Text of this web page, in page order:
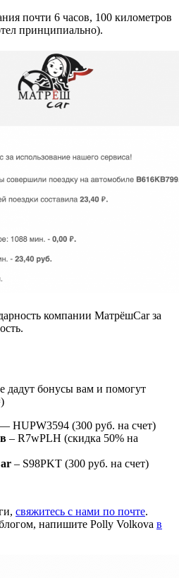
почти 6 часов, 100 километров
принципиально).
компании МатрёшCar за
дадут бонусы вам и помогут
HUPW3594 (300 руб. на счет)
– R7wPLH (скидка 50% на
– S98PKT (300 руб. на счет)
свяжитесь с нами по почте.
напишите Polly Volkova в